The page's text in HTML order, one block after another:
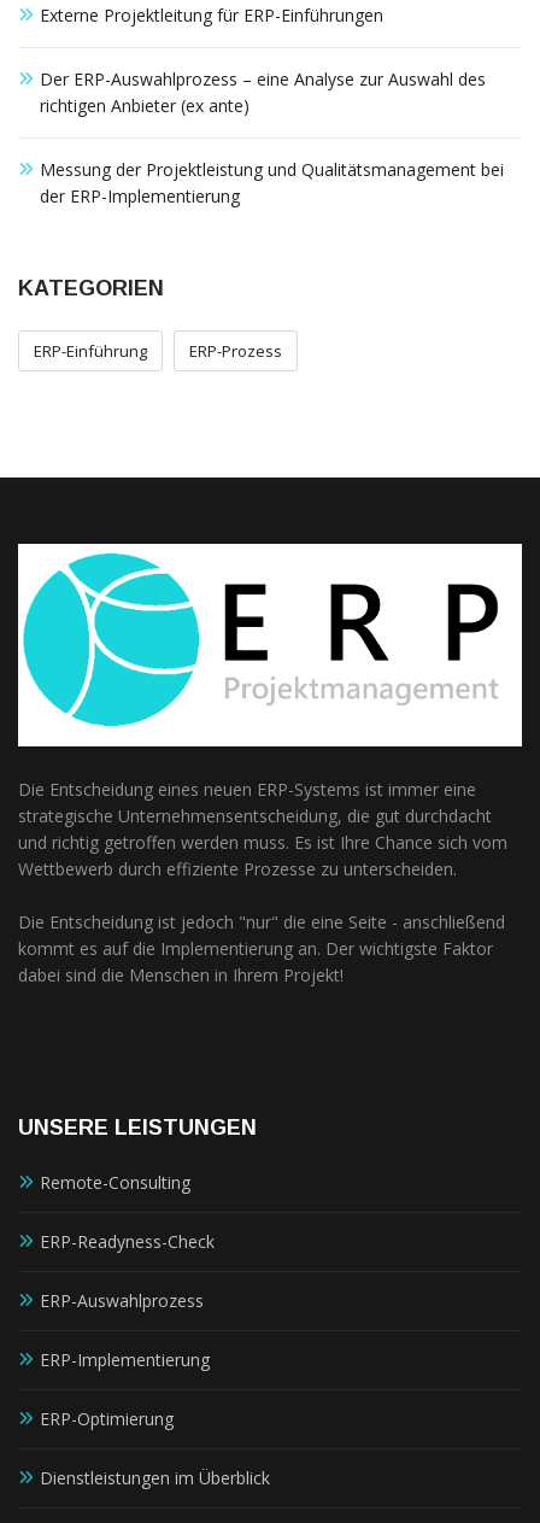
Externe Projektleitung für ERP-Einführungen
Der ERP-Auswahlprozess – eine Analyse zur Auswahl des
richtigen Anbieter (ex ante)
Messung der Projektleistung und Qualitätsmanagement bei
der ERP-Implementierung
KATEGORIEN
ERP-Einführung ERP-Prozess
Die Entscheidung eines neuen ERP-Systems ist immer eine
strategische Unternehmensentscheidung, die gut durchdacht
und richtig getroffen werden muss. Es ist Ihre Chance sich vom
Wettbewerb durch effiziente Prozesse zu unterscheiden.
Die Entscheidung ist jedoch "nur" die eine Seite - anschließend
kommt es auf die Implementierung an. Der wichtigste Faktor
dabei sind die Menschen in Ihrem Projekt!
UNSERE LEISTUNGEN
Remote-Consulting
ERP-Readyness-Check
ERP-Auswahlprozess
ERP-Implementierung
ERP-Optimierung
Dienstleistungen im Überblick